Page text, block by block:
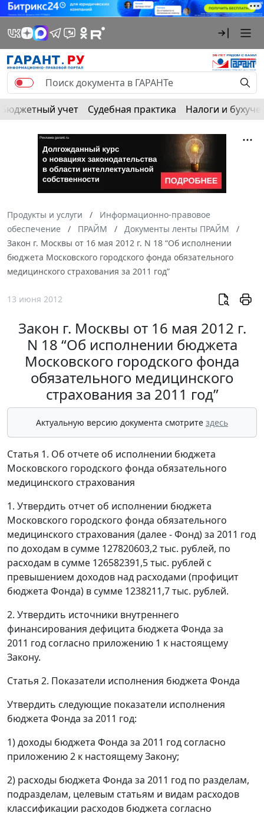
Бюджетный учет Судебная практика Налоги и
Продукты и услуги
Информационно-правовое
обеспечение
ПРАЙМ
Документы ленты ПРАЙМ
Закон г. Москвы от 16 мая 2012 г. N 18 “Об исполнении
бюджета Московского городского фонда обязательного
медицинского страхования за 2011 год”
13 июня 2012
Закон г. Москвы от 16 мая 2012 г.
N 18 “Об исполнении бюджета
Московского городского фонда
обязательного медицинского
страхования за 2011 год”
Актуальную версию документа смотрите здесь
Статья 1. Об отчете об исполнении бюджета
Московского городского фонда обязательного
медицинского страхования
1. Утвердить отчет об исполнении бюджета
Московского городского фонда обязательного
медицинского страхования (далее - Фонд) за 2011 год
по доходам в сумме 127820603,2 тыс. рублей, по
расходам в сумме 126582391,5 тыс. рублей с
превышением доходов над расходами (профицит
бюджета Фонда) в сумме 1238211,7 тыс. рублей.
2. Утвердить источники внутреннего
финансирования дефицита бюджета Фонда за
2011 год согласно приложению 1 к настоящему
Закону.
Статья 2. Показатели исполнения бюджета Фонда
Утвердить следующие показатели исполнения
бюджета Фонда за 2011 год:
1) доходы бюджета Фонда за 2011 год согласно
приложению 2 к настоящему Закону;
2) расходы бюджета Фонда за 2011 год по разделам,
подразделам, целевым статьям и видам расходов
классификации расходов бюджета согласно